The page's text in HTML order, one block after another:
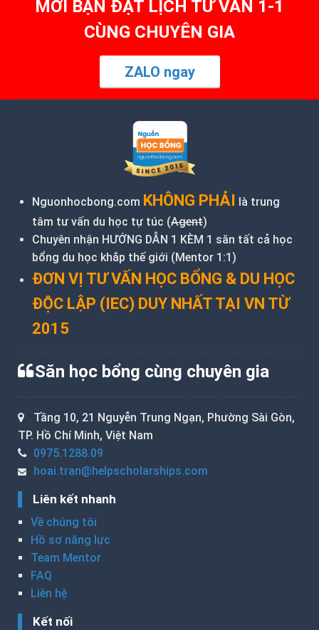
MỜI BẠN ĐẶT LỊCH TƯ VẤN 1-1
CÙNG CHUYÊN GIA
ZALO ngay
Nguonhocbong.com KHÔNG PHẢI là trung
tâm tư vấn du học tự túc (Agent)
Chuyên nhận HƯỚNG DẪN 1 KÈM 1 săn tất cả học
bổng du học khắp thế giới (Mentor 1:1)
ĐƠN VỊ TƯ VẤN HỌC BỔNG & DU HỌC
ĐỘC LẬP (IEC) DUY NHẤT TẠI VN TỪ
2015
Săn học bổng cùng chuyên gia
Tầng 10, 21 Nguyễn Trung Ngạn, Phường Sài Gòn,
TP. Hồ Chí Minh, Việt Nam
0975.1288.09
hoai.tran@helpscholarships.com
Liên kết nhanh
Về chúng tôi
Hồ sơ năng lực
Team Mentor
FAQ
Liên hệ
Kết nối